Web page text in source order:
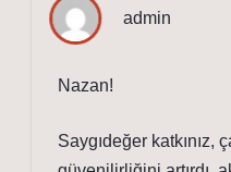
admin
Nazan!
Saygıdeğer katkınız,